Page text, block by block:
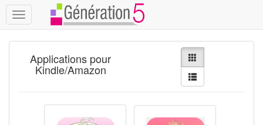
Toggle
navigation
Applications pour
Kindle/Amazon